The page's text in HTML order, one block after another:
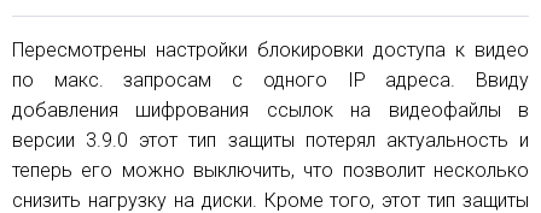
Пересмотрены настройки блокировки доступа к видео
по макс. запросам с одного IP адреса. Ввиду
добавления шифрования ссылок на видеофайлы в
версии 3.9.0 этот тип защиты потерял актуальность и
теперь его можно выключить, что позволит несколько
снизить нагрузку на диски. Кроме того, этот тип защиты